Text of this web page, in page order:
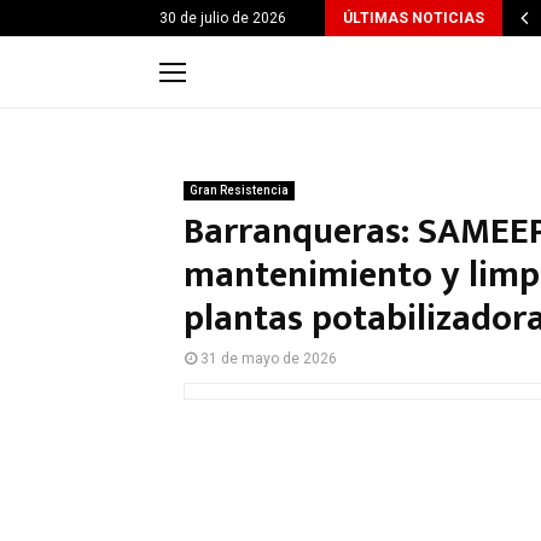
30 de julio de 2026 ÚLTIMAS NOTICIAS
Gran Resistencia
Barranqueras:
mantenimiento y
plantas
31 de mayo de 2026